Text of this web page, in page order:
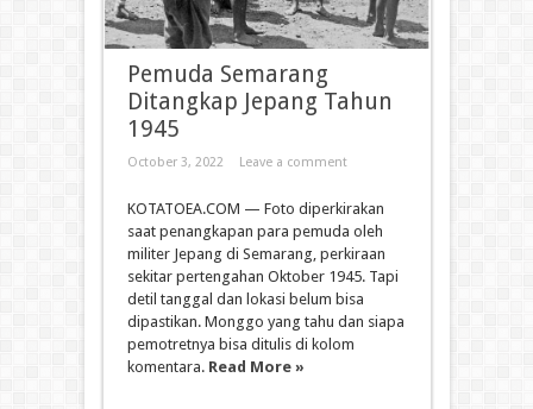
Pemuda Semarang
Ditangkap Jepang Tahun
1945
October 3, 2022 Leave a comment
KOTATOEA.COM — Foto diperkirakan
saat penangkapan para pemuda oleh
militer Jepang di Semarang, perkiraan
sekitar pertengahan Oktober 1945. Tapi
detil tanggal dan lokasi belum bisa
dipastikan. Monggo yang tahu dan siapa
pemotretnya bisa ditulis di kolom
komentara. Read More »